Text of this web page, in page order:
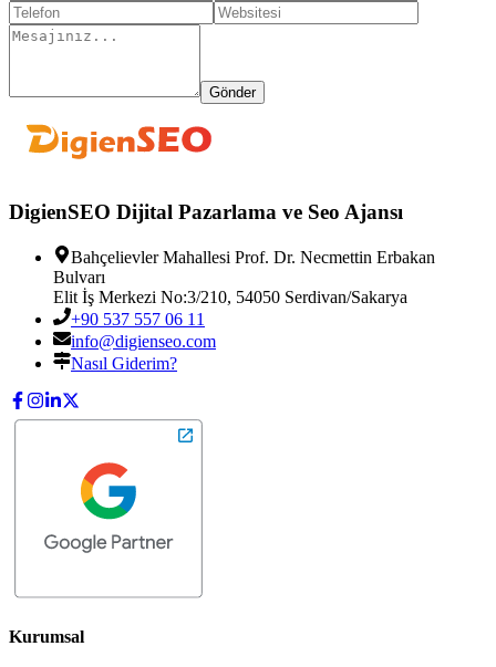
Gönder
DigienSEO Dijital Pazarlama ve Seo Ajansı
Bahçelievler Mahallesi Prof. Dr. Necmettin Erbakan
Bulvarı
Elit İş Merkezi No:3/210, 54050 Serdivan/Sakarya
+90 537 557 06 11
info@digienseo.com
Nasıl Giderim?
Kurumsal